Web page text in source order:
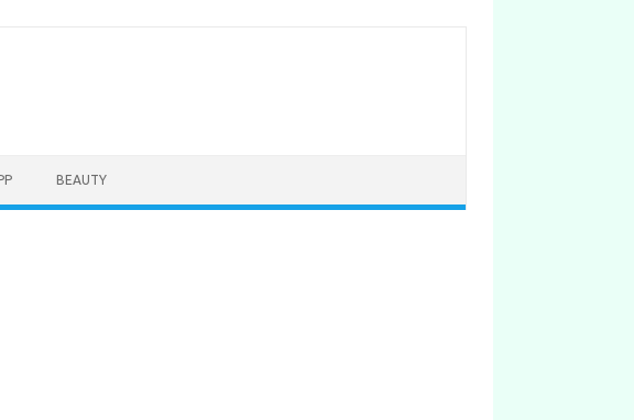
BEAUTY